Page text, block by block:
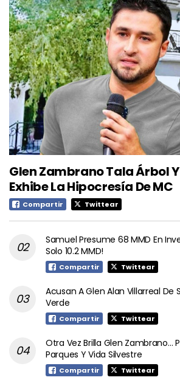
Glen Zambrano Tala Árbol Y
Exhibe La Hipocresía De MC
Compartir Twittear
Samuel Presume 68 MMD En
Solo 10.2 MMD!
Compartir Twittear
Acusan A Glen Alan Villarreal De
Verde
Compartir Twittear
Otra Vez Brilla Glen Zambrano…
Parques Y Vida Silvestre
Compartir Twittear